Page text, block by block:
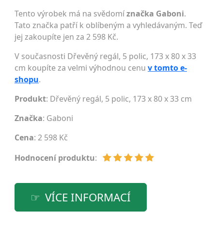
Tento výrobek má na svědomíznačka Gaboni.
Tato značka patří k oblíbeným a vyhledávaným. Teď
jej zakoupíte jen za 2 598 Kč.
V současnosti Dřevěný regál, 5 polic, 173 x 80 x 33
cm koupíte za velmi výhodnou cenu v tomto e-
shopu.
Produkt: Dřevěný regál, 5 polic, 173 x 80 x 33 cm
Značka: Gaboni
Cena: 2 598 Kč
Hodnocení produktu:
VÍCE INFORMACÍ